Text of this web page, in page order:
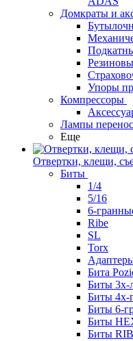
Домкраты и
Упоры
Компрессоры
Лампы
Еще
Отвертки, клещи,
Биты
1/4
5/16
6-
Ribe
SL
Torx
Бита
Биты 3х-
Биты 4х-
Биты 6-
Биты
Биты